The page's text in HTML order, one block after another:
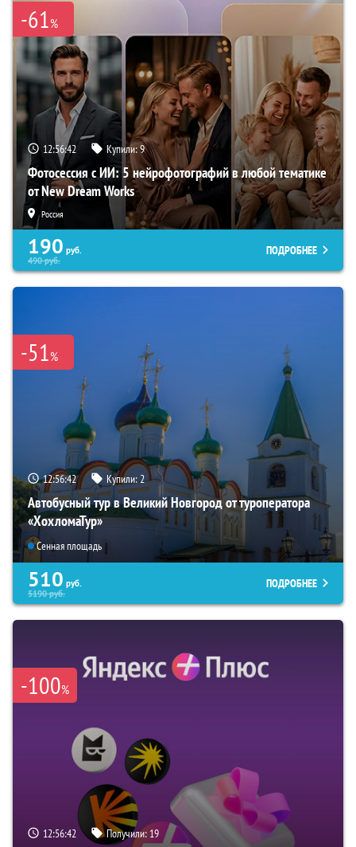
-61%
12:56:41 Купили:9
Фотосессия с ИИ: 5 нейрофотографий в любой тематике
от New Dream Works
Россия
190 руб.
490руб.
ПОДРОБНЕЕ
-51%
12:56:41 Купили:2
Автобусный тур в Великий Новгород от туроператора
«ХохломаТур»
Сенная площадь
510 руб.
5190руб.
ПОДРОБНЕЕ
-100%
12:56:41 Получили: 19